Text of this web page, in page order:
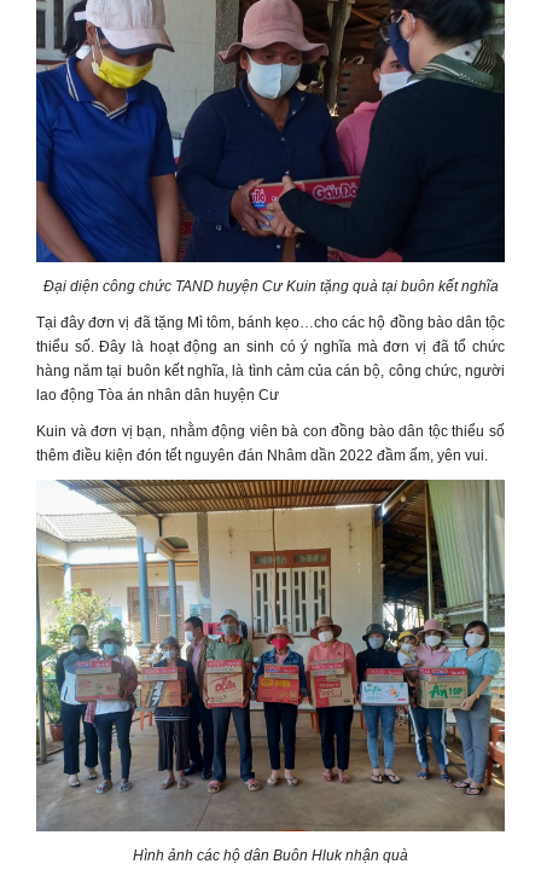
Đại diện công chức TAND huyện Cư Kuin tặng quà tại buôn kết nghĩa
Tại đây đơn vị đã tặng Mì tôm, bánh kẹo…cho các hộ đồng bào dân tộc
thiểu số. Đây là hoạt động an sinh có ý nghĩa mà đơn vị đã tổ chức
hàng năm tại buôn kết nghĩa, là tình cảm của cán bộ, công chức, người
lao động Tòa án nhân dân huyện Cư
Kuin và đơn vị bạn, nhằm động viên bà con đồng bào dân tộc thiểu số
thêm điều kiện đón tết nguyên đán Nhâm dần 2022 đầm ấm, yên vui.
Hình ảnh các hộ dân Buôn Hluk nhận quà